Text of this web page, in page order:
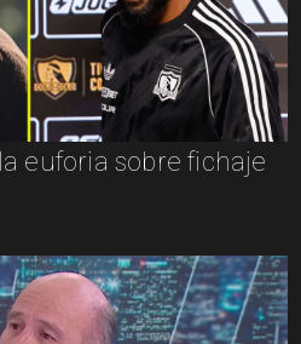
euforia sobre fichaje